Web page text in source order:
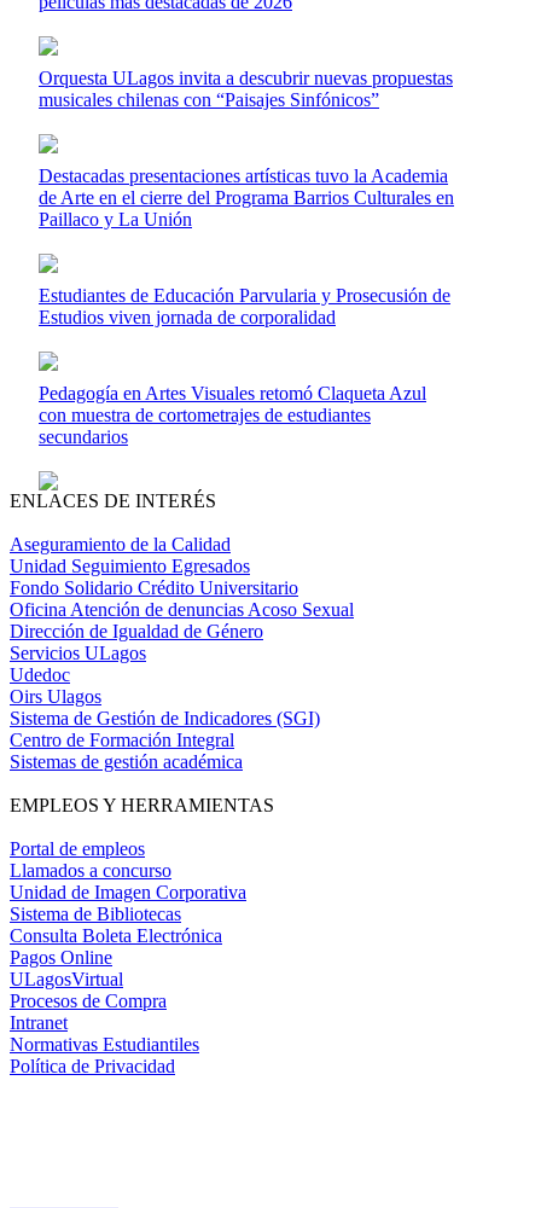
Orquesta ULagos invita a descubrir nuevas propuestas
musicales chilenas con “Paisajes Sinfónicos”
Destacadas presentaciones artísticas tuvo la Academia
de Arte en el cierre del Programa Barrios Culturales en
Paillaco y La Unión
Estudiantes de Educación Parvularia y Prosecusión de
Estudios viven jornada de corporalidad
Pedagogía en Artes Visuales retomó Claqueta Azul
con muestra de cortometrajes de estudiantes
secundarios
ENLACES DE INTERÉS
Aseguramiento de la Calidad
Unidad Seguimiento Egresados
Fondo Solidario Crédito Universitario
Oficina Atención de denuncias Acoso Sexual
Dirección de Igualdad de Género
Servicios ULagos
Udedoc
Oirs Ulagos
Sistema de Gestión de Indicadores (SGI)
Centro de Formación Integral
Sistemas de gestión académica
EMPLEOS Y HERRAMIENTAS
Portal de empleos
Llamados a concurso
Unidad de Imagen Corporativa
Sistema de Bibliotecas
Consulta Boleta Electrónica
Pagos Online
ULagosVirtual
Procesos de Compra
Intranet
Normativas Estudiantiles
Política de Privacidad